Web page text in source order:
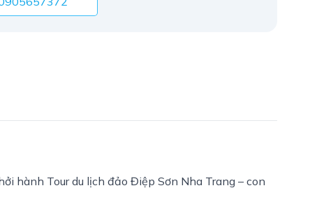
hành Tour du lịch đảo Điệp Sơn Nha Trang – con